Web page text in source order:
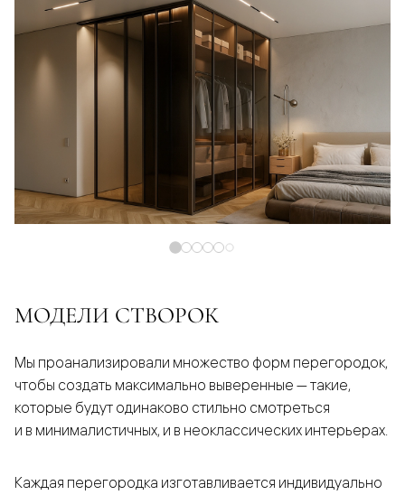
МОДЕЛИ СТВОРОК
Мы проанализировали множество форм перегородок,
чтобы создать максимально выверенные — такие,
которые будут одинаково стильно смотреться
и в минималистичных, и в неоклассических интерьерах.
Каждая перегородка изготавливается индивидуально